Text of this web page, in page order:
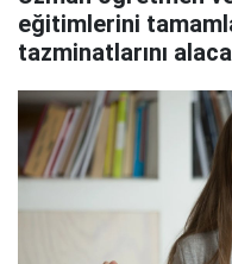
eğitimlerini
tazminatlarını